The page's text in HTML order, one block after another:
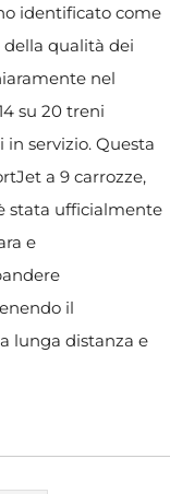
identificato come
qualità dei
nel
su 20 treni
servizio. Questa
a 9 carrozze,
stata ufficialmente
e
il
lunga distanza e